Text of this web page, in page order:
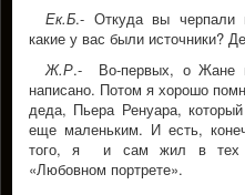
Ек.Б.- Откуда вы черпали
какие у вас были источники?
Ж.Р.- Во-первых, о Жане
написано. Потом я хорошо
деда, Пьера Ренуара,
еще маленьким. И есть,
того, я и сам жил в тех
«Любовном портрете».